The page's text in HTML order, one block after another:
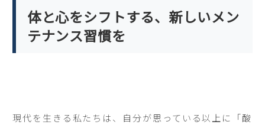
体と心をシフトする、新しいメン
テナンス習慣を
現代を生きる私たちは、自分が思っている以上に「酸